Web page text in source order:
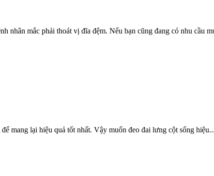
nhân mắc phải thoát vị đĩa đệm. Nếu bạn cũng đang có nhu cầu
mang lại hiệu quả tốt nhất. Vậy muốn đeo đai lưng cột sống hiệu...